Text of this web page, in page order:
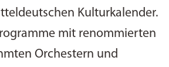
Kulturkalender.
mit renommierten
Orchestern und